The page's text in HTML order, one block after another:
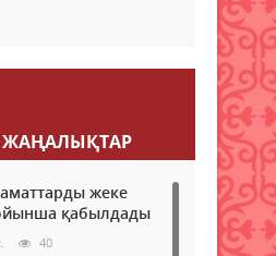
ЖАҢАЛЫҚТАР
жеке
қабылдады
40